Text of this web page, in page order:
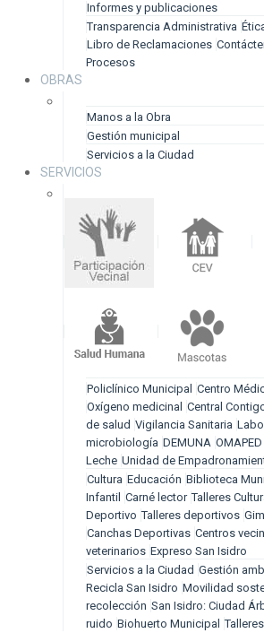
Informes y publicaciones
Transparencia Administrativa
Libro de Reclamaciones
Procesos
OBRAS
Manos a la Obra
Gestión municipal
Servicios a la Ciudad
SERVICIOS
Policlínico Municipal Centro
Oxígeno medicinal Central
de salud Vigilancia Sanitaria
microbiología DEMUNA OMAPED
Leche Unidad de
Cultura Educación Biblioteca
Infantil Carné lector Talleres
Deportivo Talleres deportivos
Canchas Deportivas Centros
veterinarios Expreso San Isidro
Servicios a la Ciudad Gestión
Recicla San Isidro Movilidad
recolección San Isidro: Ciudad
ruido Biohuerto Municipal